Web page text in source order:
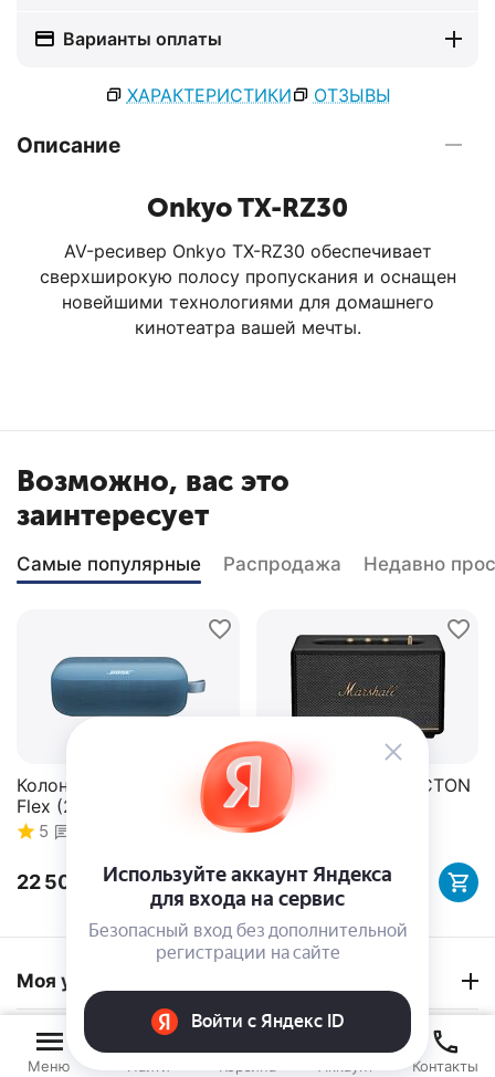
Варианты оплаты
ХАРАКТЕРИСТИКИ ОТЗЫВЫ
Описание
Onkyo TX-RZ30
AV-ресивер Onkyo TX-RZ30 обеспечивает
сверхширокую полосу пропускания и оснащен
новейшими технологиями для домашнего
кинотеатра вашей мечты.
Возможно, вас это
заинтересует
Самые популярные Распродажа Недавно
Колонка Bose SoundLink
Flex (2nd Gen)
5
22 500.00Р
Колонка Marshall ACTON
III
5
30 400.00Р
Скидка 34%
Моя учетная запись
Sound-Balance
Меню Контакты